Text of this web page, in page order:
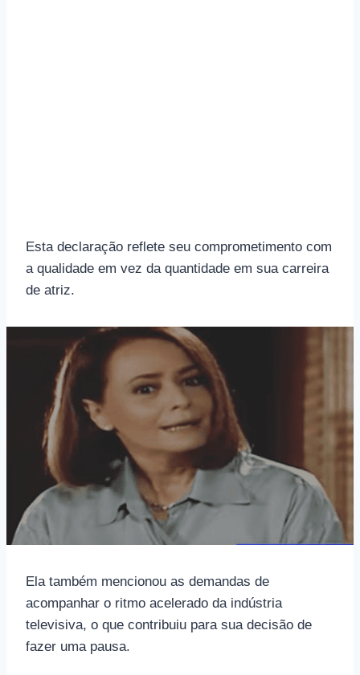
Esta declaração reflete seu comprometimento com
a qualidade em vez da quantidade em sua carreira
de atriz.
Ela também mencionou as demandas de
acompanhar o ritmo acelerado da indústria
televisiva, o que contribuiu para sua decisão de
fazer uma pausa.